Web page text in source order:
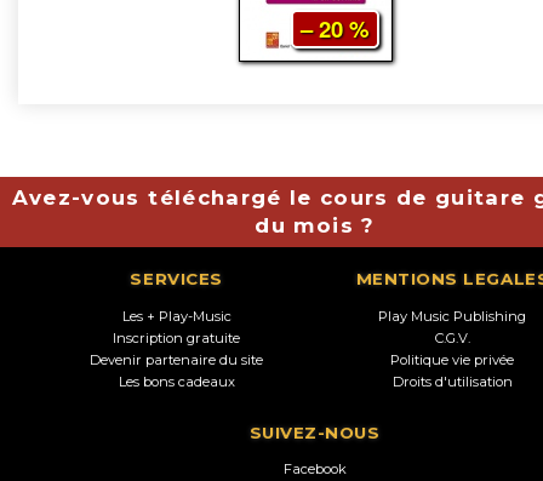
– 20 %
Avez-vous téléchargé le cours de guitare
du mois ?
SERVICES
Les + Play-Music
Inscription gratuite
Devenir partenaire du site
Les bons cadeaux
MENTIONS
Play Music Publishing
C.G.V.
Politique vie privée
Droits d'utilisation
SUIVEZ-NOUS
Facebook